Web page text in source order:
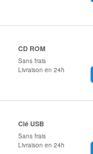
CD ROM
Sans frais
Livraison en 24h
Clé USB
Sans frais
Livraison en 24h